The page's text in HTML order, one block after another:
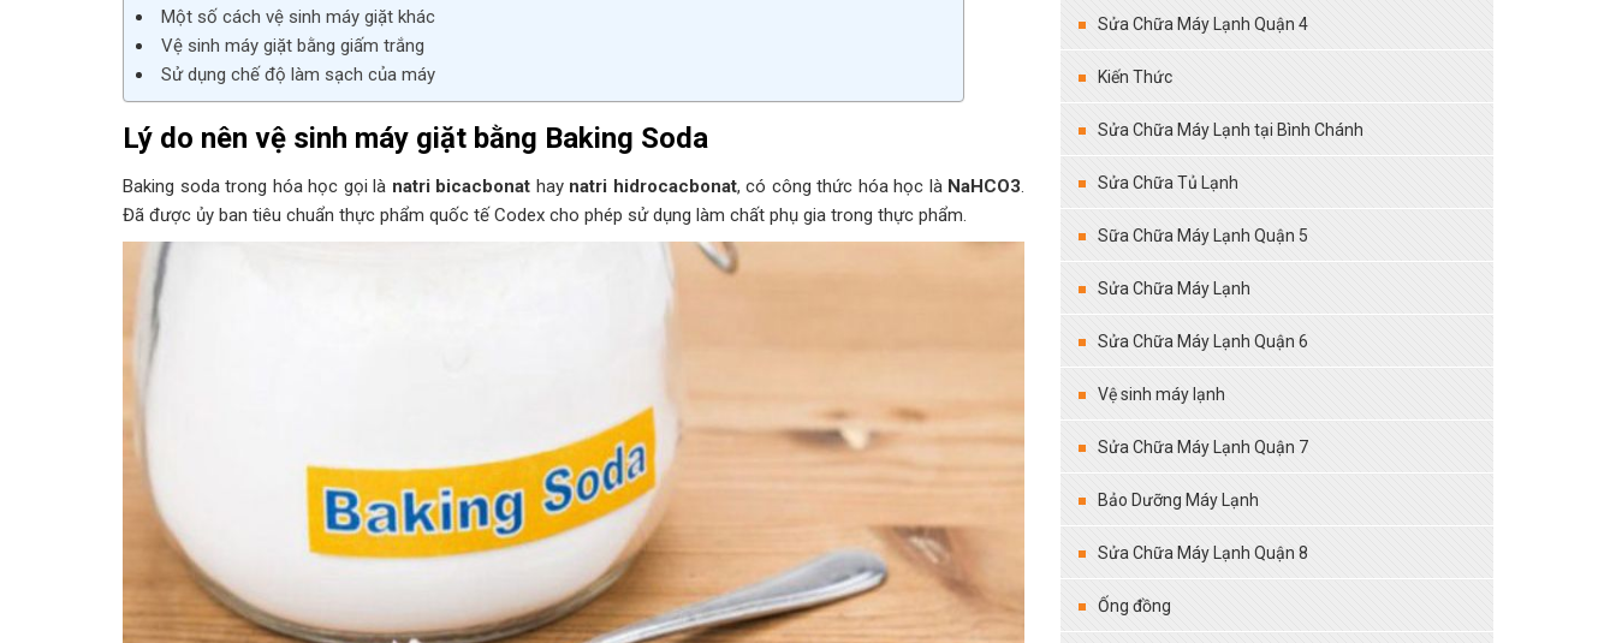
Một số cách vệ sinh máy giặt khác
Vệ sinh máy giặt bằng giấm trắng
Sử dụng chế độ làm sạch của máy
Lý do nên vệ sinh máy giặt bằng Baking Soda
Baking soda trong hóa học gọi là natri bicacbonat hay natri hidrocacbonat, có công thức hóa học là NaHCO3
Đã được ủy ban tiêu chuẩn thực phẩm quốc tế Codex cho phép sử dụng làm chất phụ gia trong thực phẩm.
Sửa Chữa Máy Lạnh Quận 4
Kiến Thức
Sửa Chữa Máy Lạnh tại Bình Chánh
Sửa Chữa Tủ Lạnh
Sữa Chữa Máy Lạnh Quận 5
Sửa Chữa Máy Lạnh
Sửa Chữa Máy Lạnh Quận 6
Vệ sinh máy lạnh
Sửa Chữa Máy Lạnh Quận 7
Bảo Dưỡng Máy Lạnh
Sửa Chữa Máy Lạnh Quận 8
Ống đồng